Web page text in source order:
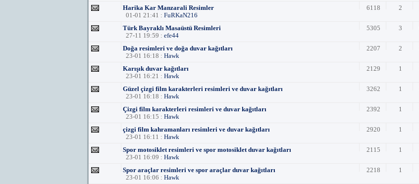
Harika Kar Manzarali Resimler
01-01 21:41 : FuRKaN216
6118 2
Türk Bayraklı Masaüstü Resimleri
27-11 19:59 : efe44
5305 3
Doğa resimleri ve doğa duvar kağıtları
23-01 16:18 : Hawk
2207 2
Karışık duvar kağıtları
23-01 16:21 : Hawk
2129 1
Güzel çizgi film karakterleri resimleri ve duvar kağıtları
23-01 16:18 : Hawk
3262 1
Çizgi film karakterleri resimleri ve duvar kağıtları
23-01 16:15 : Hawk
2392 1
çizgi film kahramanları resimleri ve duvar kağıtları
23-01 16:11 : Hawk
2920 1
Spor motosiklet resimleri ve spor motosiklet duvar kağıtları
23-01 16:09 : Hawk
2115 1
Spor araçlar resimleri ve spor araçlar duvar kağıtları
23-01 16:06 : Hawk
2218 1